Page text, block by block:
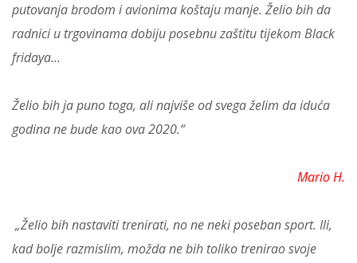
putovanja brodom i avionima koštaju manje. Želio bih da
radnici u trgovinama dobiju posebnu zaštitu tijekom Black
fridaya…
Želio bih ja puno toga, ali najviše od svega želim da iduća
godina ne bude kao ova 2020.“
Mario H.
„Želio bih nastaviti trenirati, no ne neki poseban sport. Ili,
kad bolje razmislim, možda ne bih toliko trenirao svoje